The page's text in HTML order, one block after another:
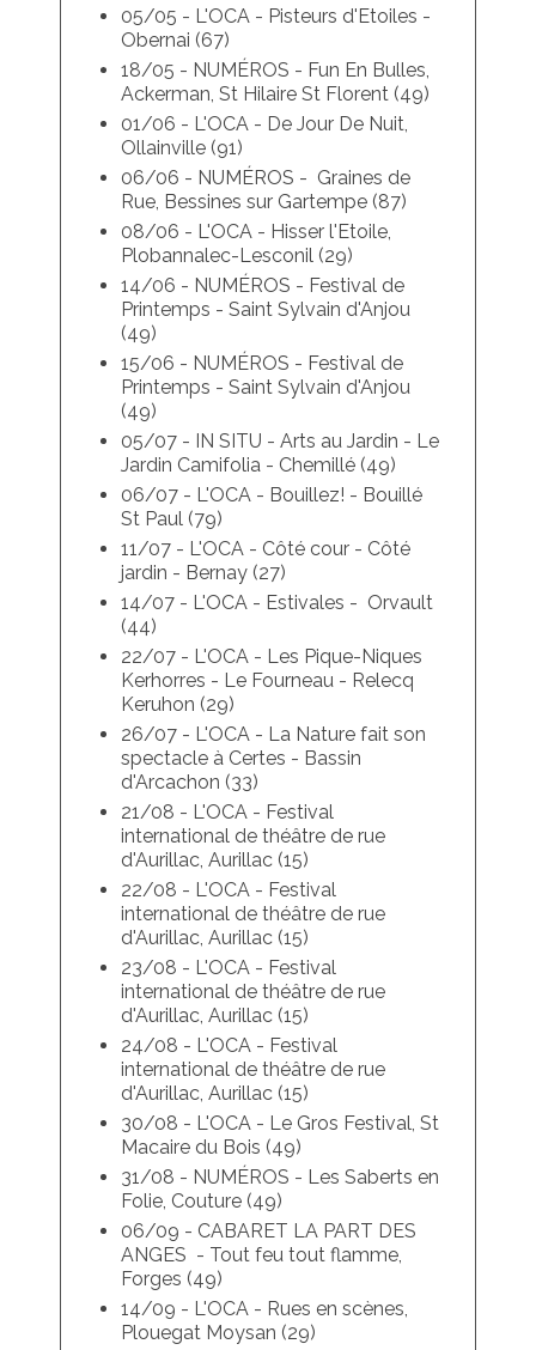
05/05 - L'OCA - Pisteurs d'Etoiles -
Obernai (67)
18/05 - NUMÉROS - Fun En Bulles,
Ackerman, St Hilaire St Florent (49)
01/06 - L'OCA - De Jour De Nuit,
Ollainville (91)
06/06 - NUMÉROS - Graines de
Rue, Bessines sur Gartempe (87)
08/06 - L'OCA - Hisser l'Etoile,
Plobannalec-Lesconil (29)
14/06 - NUMÉROS - Festival de
Printemps - Saint Sylvain d'Anjou
(49)
15/06 - NUMÉROS - Festival de
Printemps - Saint Sylvain d'Anjou
(49)
05/07 - IN SITU - Arts au Jardin - Le
Jardin Camifolia - Chemillé (49)
06/07 - L'OCA - Bouillez! - Bouillé
St Paul (79)
11/07 - L'OCA - Côté cour - Côté
jardin - Bernay (27)
14/07 - L'OCA - Estivales - Orvault
(44)
22/07 - L'OCA - Les Pique-Niques
Kerhorres - Le Fourneau - Relecq
Keruhon (29)
26/07 - L'OCA - La Nature fait son
spectacle à Certes - Bassin
d'Arcachon (33)
21/08 - L'OCA - Festival
international de théâtre de rue
d'Aurillac, Aurillac (15)
22/08 - L'OCA - Festival
international de théâtre de rue
d'Aurillac, Aurillac (15)
23/08 - L'OCA - Festival
international de théâtre de rue
d'Aurillac, Aurillac (15)
24/08 - L'OCA - Festival
international de théâtre de rue
d'Aurillac, Aurillac (15)
30/08 - L'OCA - Le Gros Festival, St
Macaire du Bois (49)
31/08 - NUMÉROS - Les Saberts en
Folie, Couture (49)
06/09 - CABARET LA PART DES
ANGES - Tout feu tout flamme,
Forges (49)
14/09 - L'OCA - Rues en scènes,
Plouegat Moysan (29)